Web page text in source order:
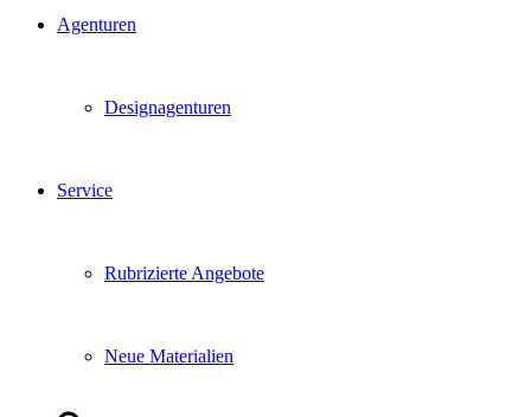
Agenturen
Designagenturen
Service
Rubrizierte Angebote
Neue Materialien